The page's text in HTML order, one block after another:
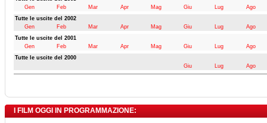
Gen
Feb Mar Apr Mag Giu Lug
Ago
Tutte le uscite del 2002
Gen
Feb Mar Apr Mag Giu Lug
Ago
Tutte le uscite del 2001
Gen
Feb Mar Apr Mag Giu Lug
Ago
Tutte le uscite del 2000
Giu
Lug Ago
I FILM OGGI IN PROGRAMMAZIONE: